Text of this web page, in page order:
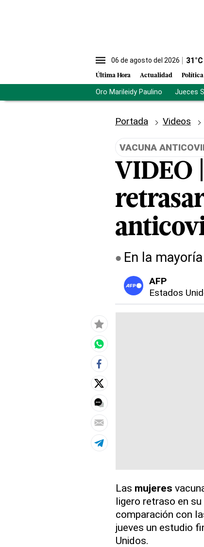
06 de agosto del 2026 31°C
Última Hora Actualidad Política
Oro Marileidy Paulino Jueces
Portada Videos
VACUNA
VIDEO
En la
AFP
Estados
Las mujeres
ligero retraso en
comparación con
jueves un estudio
Unidos.